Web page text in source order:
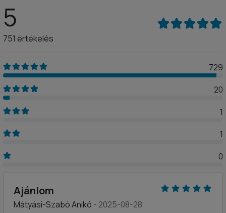
5
751 értékelés
729
20
1
1
0
Ajánlom
Mátyási-Szabó Anikó - 2025-08-28